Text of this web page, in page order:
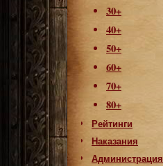
30+
40+
50+
60+
70+
80+
Рейтинги
Наказания
Администрация